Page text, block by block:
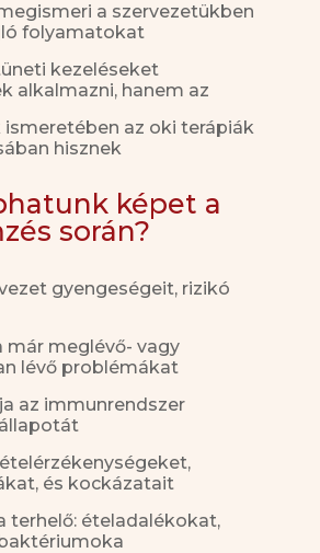
a szervezetükben
folyamatokat
kezeléseket
alkalmazni, hanem az
az oki terápiák
hisznek
képet a
során?
gyengeségeit, rizikó
már meglévő- vagy
lévő problémákat
az immunrendszer
és kockázatait
terhelő: ételadalékokat,